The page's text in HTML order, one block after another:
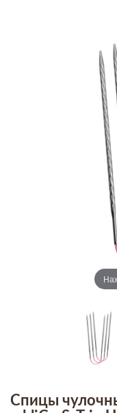
Спицы